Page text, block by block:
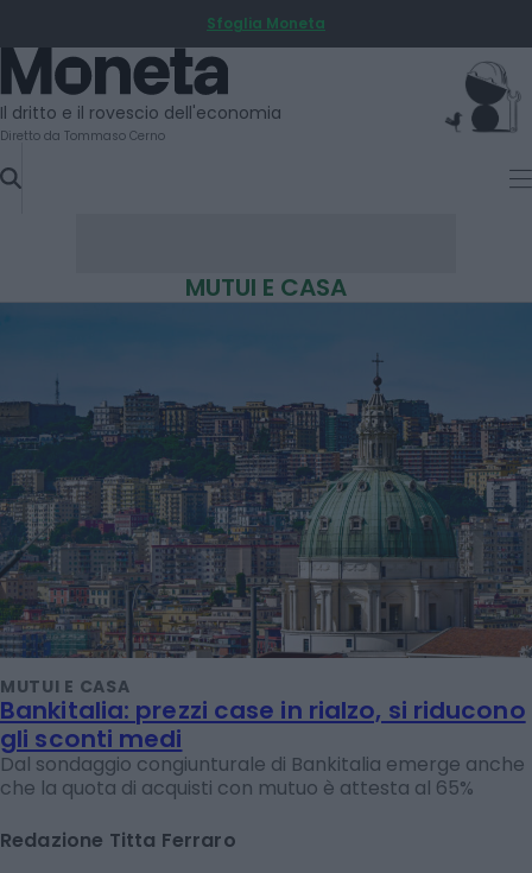
TO
CONTENT
Sfoglia Moneta
Moneta
Il dritto e il rovescio dell'economia
Diretto da Tommaso Cerno
MUTUI E CASA
MUTUI E CASA
Bankitalia: prezzi case in rialzo, si riducono
gli sconti medi
Dal sondaggio congiunturale di Bankitalia emerge anche
che la quota di acquisti con mutuo è attesta al 65%
Redazione Titta Ferraro